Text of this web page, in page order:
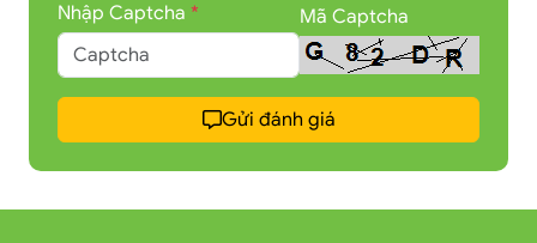
Nhập Captcha * Mã Captcha
Gửi đánh giá